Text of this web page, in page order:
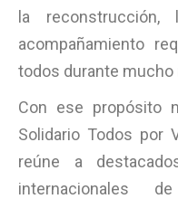
la
acompañamiento
todos durante mucho
Con ese propósito
Solidario Todos por
reúne a
internacionales